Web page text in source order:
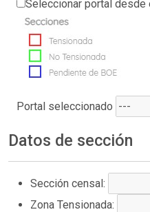
Seleccionar portal desde
Portal seleccionado
Datos de sección
Sección censal:
Zona Tensionada: